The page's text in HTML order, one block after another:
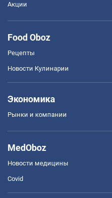
Акции
Food Oboz
Рецепты
Новости Кулинарии
Экономика
Рынки и компании
MedOboz
Новости медицины
Covid